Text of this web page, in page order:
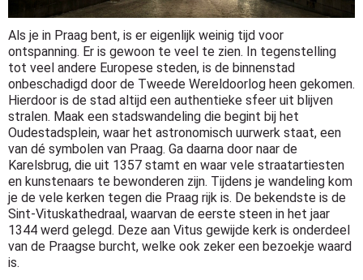
Als je in Praag bent, is er eigenlijk weinig tijd voor
ontspanning. Er is gewoon te veel te zien. In tegenstelling
tot veel andere Europese steden, is de binnenstad
onbeschadigd door de Tweede Wereldoorlog heen gekomen.
Hierdoor is de stad altijd een authentieke sfeer uit blijven
stralen. Maak een stadswandeling die begint bij het
Oudestadsplein, waar het astronomisch uurwerk staat, een
van dé symbolen van Praag. Ga daarna door naar de
Karelsbrug, die uit 1357 stamt en waar vele straatartiesten
en kunstenaars te bewonderen zijn. Tijdens je wandeling kom
je de vele kerken tegen die Praag rijk is. De bekendste is de
Sint-Vituskathedraal, waarvan de eerste steen in het jaar
1344 werd gelegd. Deze aan Vitus gewijde kerk is onderdeel
van de Praagse burcht, welke ook zeker een bezoekje waard
is.